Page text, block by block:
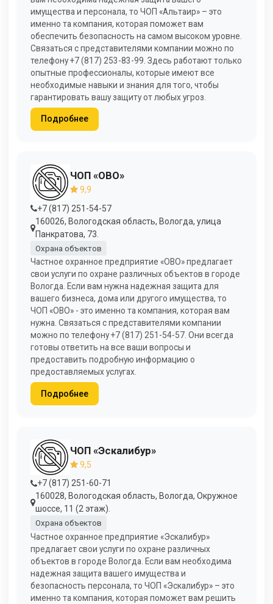
имущества и персонала, то ЧОП «Альтаир» – это
именно та компания, которая поможет вам
обеспечить безопасность на самом высоком уровне.
Связаться с представителями компании можно по
телефону +7 (817) 253-83-99. Здесь работают только
опытные профессионалы, которые имеют все
необходимые навыки и знания для того, чтобы
гарантировать вашу защиту от любых угроз.
Подробнее
ЧОП «ОВО»
9,9
+7 (817) 251-54-57
160026, Вологодская область, Вологда, улица
Панкратова, 73.
Охрана объектов
Частное охранное предприятие «ОВО» предлагает
свои услуги по охране различных объектов в городе
Вологда. Если вам нужна надежная защита для
вашего бизнеса, дома или другого имущества, то
ЧОП «ОВО» - это именно та компания, которая вам
нужна. Связаться с представителями компании
можно по телефону +7 (817) 251-54-57. Они всегда
готовы ответить на все ваши вопросы и
предоставить подробную информацию о
предоставляемых услугах.
Подробнее
ЧОП «Эскалибур»
9,5
+7 (817) 251-60-71
160028, Вологодская область, Вологда, Окружное
шоссе, 11 (2 этаж).
Охрана объектов
Частное охранное предприятие «Эскалибур»
предлагает свои услуги по охране различных
объектов в городе Вологда. Если вам необходима
надежная защита вашего имущества и
безопасность персонала, то ЧОП «Эскалибур» – это
именно та компания, которая поможет вам решить